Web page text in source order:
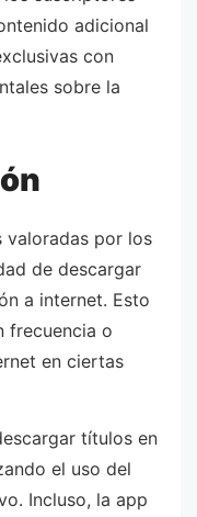
adicional
con
sobre la
valoradas por los
de descargar
a internet. Esto
frecuencia o
en ciertas
títulos en
el uso del
Incluso, la app